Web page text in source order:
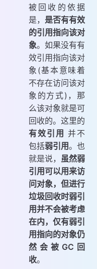
被回收的依据
是， 是否有有效
的引用指向该对
象。如果没有有
效引用指向该对
象(基本意味着
不存在访问该对
象的方式)，那
么该对象就是可
回收的。这里的
有效引用 并不
包括弱引用。也
就是说， 虽然弱
引用可以用来访
问对象，但进行
垃圾回收时弱引
用并不会被考虑
在内，仅有弱引
用指向的对象仍
然会被GC回
收。